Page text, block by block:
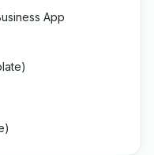
App